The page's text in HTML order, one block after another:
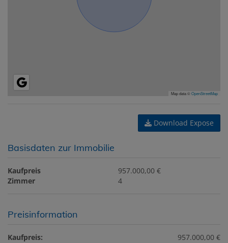
Map data ©OpenStreetMap
Download Expose
Basisdaten zur Immobilie
Kaufpreis
957.000,00 €
Zimmer
4
Preisinformation
Kaufpreis: 957.000,00 €